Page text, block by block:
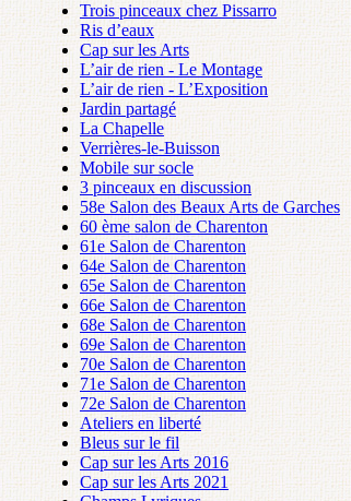
Trois pinceaux chez Pissarro
Ris d’eaux
Cap sur les Arts
L’air de rien - Le Montage
L’air de rien - L’Exposition
Jardin partagé
La Chapelle
Verrières-le-Buisson
Mobile sur socle
3 pinceaux en discussion
58e Salon des Beaux Arts de Garches
60 ème salon de Charenton
61e Salon de Charenton
64e Salon de Charenton
65e Salon de Charenton
66e Salon de Charenton
68e Salon de Charenton
69e Salon de Charenton
70e Salon de Charenton
71e Salon de Charenton
72e Salon de Charenton
Ateliers en liberté
Bleus sur le fil
Cap sur les Arts 2016
Cap sur les Arts 2021